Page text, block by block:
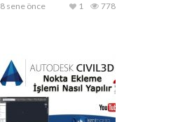
8 sene önce
778
1